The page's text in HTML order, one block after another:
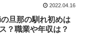
2022.04.16
旦那の馴れ初めは
？職業や年収は？